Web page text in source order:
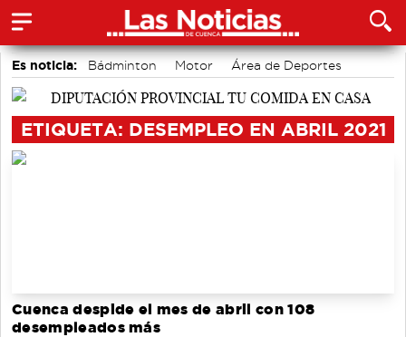
Es noticia: Bádminton Motor
Área de Deportes
Actividades culturales en Cuenca
ETIQUETA: DESEMPLEO EN ABRIL 2021
Cuenca despide el mes de abril con 108
desempleados más